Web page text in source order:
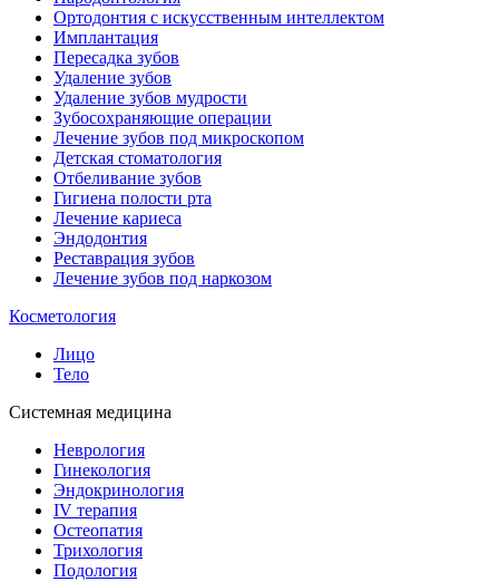
Ортодонтия с искусственным интеллектом
Имплантация
Пересадка зубов
Удаление зубов
Удаление зубов мудрости
Зубосохраняющие операции
Лечение зубов под микроскопом
Детская стоматология
Отбеливание зубов
Гигиена полости рта
Лечение кариеса
Эндодонтия
Реставрация зубов
Лечение зубов под наркозом
Косметология
Лицо
Тело
Системная медицина
Неврология
Гинекология
Эндокринология
IV терапия
Остеопатия
Трихология
Подология